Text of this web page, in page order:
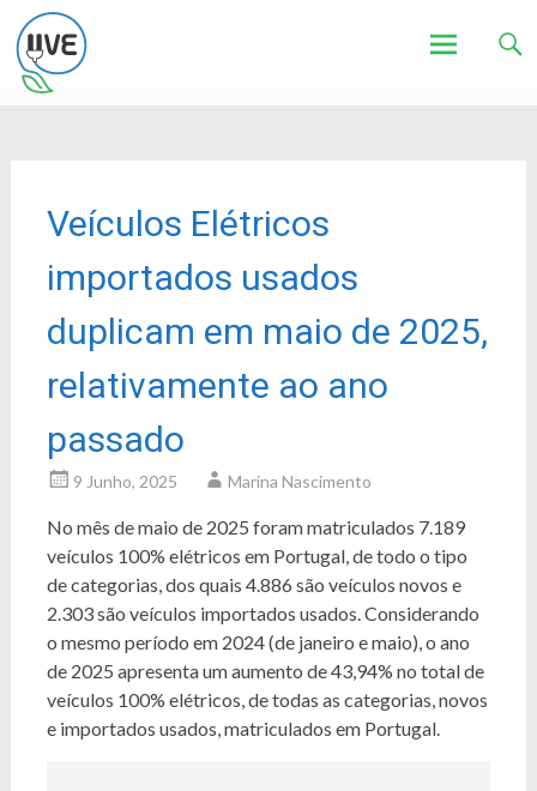
Veículos Elétricos
importados usados
duplicam em maio de 2025,
relativamente ao ano
passado
9 Junho, 2025 Marina Nascimento
No mês de maio de 2025 foram matriculados 7.189
veículos 100% elétricos em Portugal, de todo o tipo
de categorias, dos quais 4.886 são veículos novos e
2.303 são veículos importados usados. Considerando
o mesmo período em 2024 (de janeiro e maio), o ano
de 2025 apresenta um aumento de 43,94% no total de
veículos 100% elétricos, de todas as categorias, novos
e importados usados, matriculados em Portugal.